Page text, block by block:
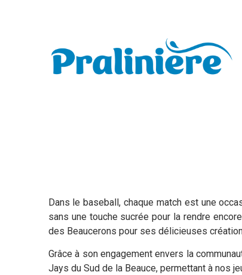
Dans le baseball, chaque match est une
sans une touche sucrée pour la rendre
des Beaucerons pour ses délicieuses
Grâce à son engagement envers la
Jays du Sud de la Beauce, permettant à nos